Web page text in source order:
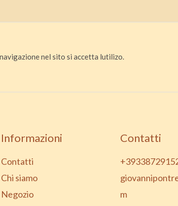
nel sito si accetta lutilizo.
Informazioni
Contatti
Chi siamo
Negozio
Contatti
m